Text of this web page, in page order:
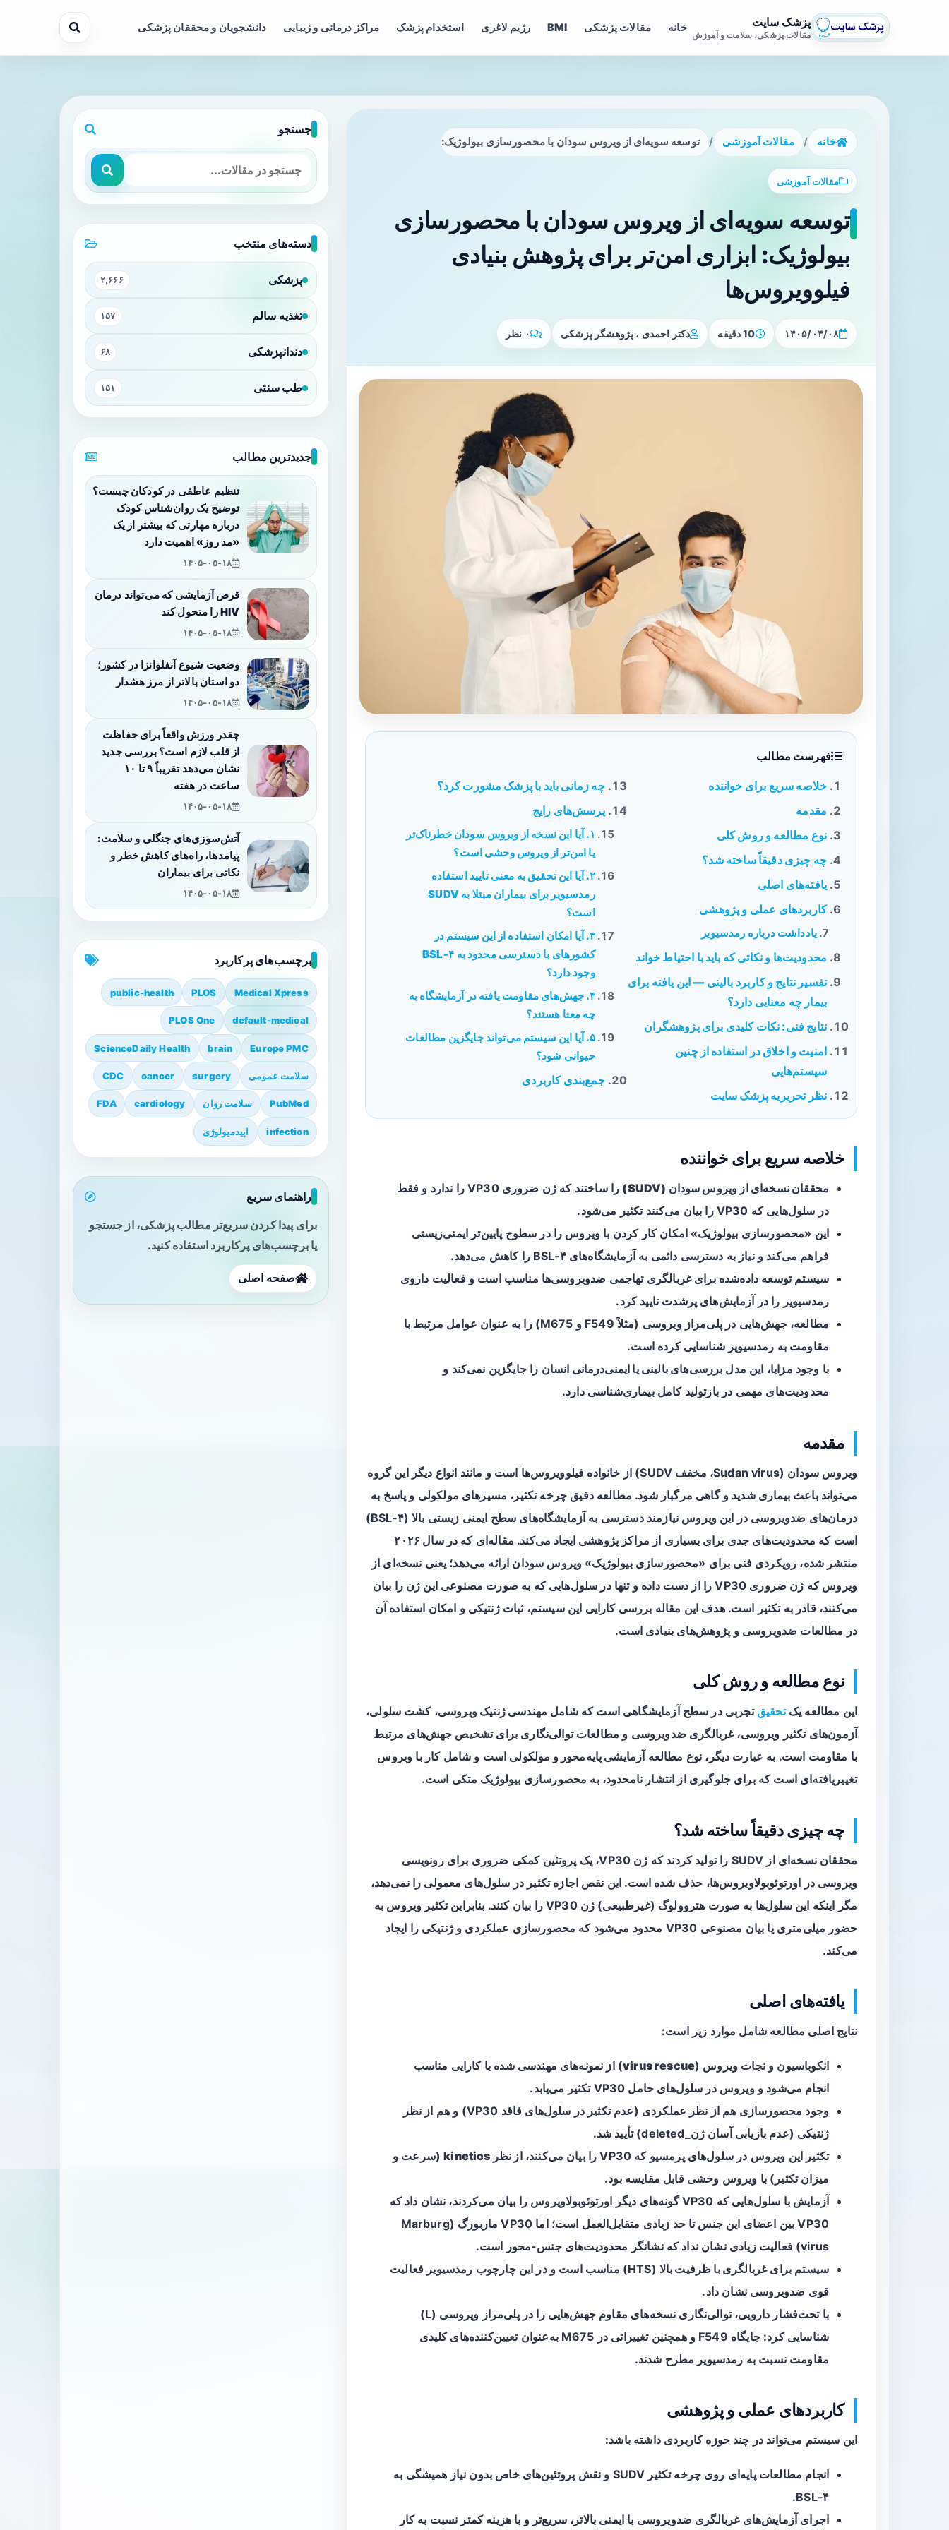
پزشک سایت
مقالات پزشکی، سلامت و آموزش
خانه مقالات پزشکی BMI رژیم لاغری استخدام پزشک مراکز درمانی و زیبایی دانشجویان و محققان پزشکی
خانه / مقالات آموزشی / توسعه سویه‌ای از ویروس سودان با محصورسازی بیولوژیک: ابزاری امن‌تر برای پژوهش بنیادی فیلوویروس‌ها
مقالات آموزشی
توسعه سویه‌ای از ویروس سودان با محصورسازی
بیولوژیک: ابزاری امن‌تر برای پژوهش بنیادی
فیلوویروس‌ها
۱۴۰۵/۰۴/۰۸ 10 دقیقه دکتر احمدی ، پژوهشگر پزشکی ۰ نظر
فهرست مطالب
خلاصه سریع برای خواننده
مقدمه
نوع مطالعه و روش کلی
چه چیزی دقیقاً ساخته شد؟
یافته‌های اصلی
کاربردهای عملی و پژوهشی
یادداشت درباره رمدسیویر
محدودیت‌ها و نکاتی که باید با احتیاط خواند
تفسیر نتایج و کاربرد بالینی — این یافته برای
بیمار چه معنایی دارد؟
نتایج فنی: نکات کلیدی برای پژوهشگران
امنیت و اخلاق در استفاده از چنین
سیستم‌هایی
نظر تحریریه پزشک سایت
چه زمانی باید با پزشک مشورت کرد؟
پرسش‌های رایج
۱. آیا این نسخه از ویروس سودان خطرناک‌تر
یا امن‌تر از ویروس وحشی است؟
۲. آیا این تحقیق به معنی تایید استفاده
رمدسیویر برای بیماران مبتلا به SUDV
است؟
۳. آیا امکان استفاده از این سیستم در
کشورهای با دسترسی محدود به BSL‑۴
وجود دارد؟
۴. جهش‌های مقاومت یافته در آزمایشگاه به
چه معنا هستند؟
۵. آیا این سیستم می‌تواند جایگزین مطالعات
حیوانی شود؟
جمع‌بندی کاربردی
خلاصه سریع برای خواننده
محققان نسخه‌ای از ویروس سودان (SUDV)
را ساختند که ژن ضروری VP30 را ندارد و فقط
در سلول‌هایی که VP30 را بیان می‌کنند تکثیر می‌شود.
این «محصورسازی بیولوژیک» امکان کار کردن با ویروس را در سطوح پایین‌تر ایمنی‌زیستی
فراهم می‌کند و نیاز به دسترسی دائمی به آزمایشگاه‌های BSL‑۴ را کاهش می‌دهد.
سیستم توسعه داده‌شده برای غربالگری تهاجمی ضدویروسی‌ها مناسب است و فعالیت داروی
رمدسیویر را در آزمایش‌های پرشدت تایید کرد.
مطالعه، جهش‌هایی در پلی‌مراز ویروسی (مثلاً F549 و M675) را به عنوان عوامل مرتبط با
مقاومت به رمدسیویر شناسایی کرده است.
با وجود مزایا، این مدل بررسی‌های بالینی یا ایمنی‌درمانی انسان را جایگزین نمی‌کند و
محدودیت‌های مهمی در بازتولید کامل بیماری‌شناسی دارد.
مقدمه
ویروس سودان (Sudan virus، مخفف SUDV) از خانواده فیلوویروس‌ها است و مانند انواع دیگر این گروه
می‌تواند باعث بیماری شدید و گاهی مرگبار شود. مطالعه دقیق چرخه تکثیر، مسیرهای مولکولی و پاسخ به
درمان‌های ضدویروسی در این ویروس نیازمند دسترسی به آزمایشگاه‌های سطح ایمنی زیستی بالا (BSL‑۴)
است که محدودیت‌های جدی برای بسیاری از مراکز پژوهشی ایجاد می‌کند. مقاله‌ای که درسال ۲۰۲۶
منتشر شده، رویکردی فنی برای «محصورسازی بیولوژیک» ویروس سودان ارائه می‌دهد؛ یعنی نسخه‌ای از
ویروس که ژن ضروری VP30 را از دست داده و تنها در سلول‌هایی که به صورت مصنوعی این ژن را بیان
می‌کنند، قادر به تکثیر است. هدف این مقاله بررسی کارایی این سیستم، ثبات ژنتیکی و امکان استفاده آن
در مطالعات ضدویروسی و پژوهش‌های بنیادی است.
نوع مطالعه و روش کلی
این مطالعه یکتحقیق تجربی در سطح آزمایشگاهی است که شامل مهندسی ژنتیک ویروسی، کشت سلولی،
آزمون‌های تکثیر ویروسی، غربالگری ضدویروسی و مطالعات توالی‌نگاری برای تشخیص جهش‌های مرتبط
با مقاومت است. به عبارت دیگر، نوع مطالعه آزمایشی پایه‌محور و مولکولی است و شامل کار با ویروس
تغییریافته‌ای است که برای جلوگیری از انتشار نامحدود، به محصورسازی بیولوژیک متکی است.
چه چیزی دقیقاً ساخته شد؟
محققان نسخه‌ای از SUDV را تولید کردند که ژن VP30، یک پروتئین کمکی ضروری برای رونویسی
ویروسی در اورتوئوبولاویروس‌ها، حذف شده است. این نقص اجازه تکثیر در سلول‌های معمولی را نمی‌دهد،
مگر اینکه این سلول‌ها به صورت هتروولوگ (غیرطبیعی) ژن VP30 را بیان کنند. بنابراین تکثیر ویروس به
حضور میلی‌متری یا بیان مصنوعی VP30 محدود می‌شود که محصورسازی عملکردی و ژنتیکی را ایجاد
می‌کند.
یافته‌های اصلی
نتایج اصلی مطالعه شامل موارد زیر است:
انکوباسیون و نجات ویروس (virus rescue) از نمونه‌های مهندسی شده با کارایی مناسب
انجام می‌شود و ویروس در سلول‌های حامل VP30 تکثیر می‌یابد.
وجود محصورسازی هم از نظر عملکردی (عدم تکثیر در سلول‌های فاقد VP30) و هم از نظر
ژنتیکی (عدم بازیابی آسان ژن_deleted) تأیید شد.
تکثیر این ویروس در سلول‌های پرمسیو که VP30 را بیان می‌کنند،
از نظر kinetics
(سرعت و
میزان تکثیر) با ویروس وحشی قابل مقایسه بود.
آزمایش با سلول‌هایی که VP30 گونه‌های دیگر اورتوئوبولاویروس را بیان می‌کردند، نشان داد که
VP30 بین اعضای این جنس تا حد زیادی متقابل‌العمل است؛ اما VP30 ماربورگ (Marburg
virus) فعالیت زیادی نشان نداد که نشانگر محدودیت‌های جنس-محور است.
سیستم برایغربالگری با ظرفیت بالا
(HTS) مناسب است و در این چارچوب رمدسیویر فعالیت
قوی ضدویروسی نشان داد.
با تحت‌فشار دارویی، توالی‌نگاری نسخه‌های مقاوم جهش‌هایی را در پلی‌مراز ویروسی (L)
شناسایی کرد: جایگاه F549 و همچنین تغییراتی در M675 به‌عنوان تعیین‌کننده‌های کلیدی
مقاومت نسبت به رمدسیویر مطرح شدند.
کاربردهای عملی و پژوهشی
این سیستم می‌تواند در چند حوزه کاربردی داشته باشد:
انجام مطالعات پایه‌ای روی چرخه تکثیر SUDV و نقش پروتئین‌های خاص بدون نیاز همیشگی به
BSL‑۴.
اجرای آزمایش‌های غربالگری ضدویروسی با ایمنی بالاتر، سریع‌تر و با هزینه کمتر نسبت به کار
جستجو
دسته‌های منتخب
پزشکی ۲,۶۶۶
تغذیه سالم ۱۵۷
دندانپزشکی ۶۸
طب سنتی ۱۵۱
جدیدترین مطالب
تنظیم عاطفی در کودکان چیست؟
توضیح یک روان‌شناس کودک
درباره مهارتی که بیشتر از یک
«مد روز» اهمیت دارد
۱۴۰۵-۰۵-۱۸
قرص آزمایشی که می‌تواند درمان
HIV را متحول کند
۱۴۰۵-۰۵-۱۸
وضعیت شیوع آنفلوانزا در کشور؛
دو استان بالاتر از مرز هشدار
۱۴۰۵-۰۵-۱۸
چقدر ورزش واقعاً برای حفاظت
از قلب لازم است؟ بررسی جدید
نشان می‌دهد تقریباً ۹ تا ۱۰
ساعت در هفته
۱۴۰۵-۰۵-۱۸
آتش‌سوزی‌های جنگلی و سلامت:
پیامدها، راه‌های کاهش خطر و
نکاتی برای بیماران
۱۴۰۵-۰۵-۱۸
برچسب‌های پرکاربرد
Medical Xpress
PLOS
public-health
default-medical
PLOS One
Europe PMC
brain
ScienceDaily Health
سلامت عمومی surgery
cancer
CDC
PubMed سلامت روان cardiology
FDA
infection اپیدمیولوژی
راهنمای سریع
برای پیدا کردن سریع‌تر مطالب پزشکی، از جستجو
یا برچسب‌های پرکاربرد استفاده کنید.
صفحه اصلی